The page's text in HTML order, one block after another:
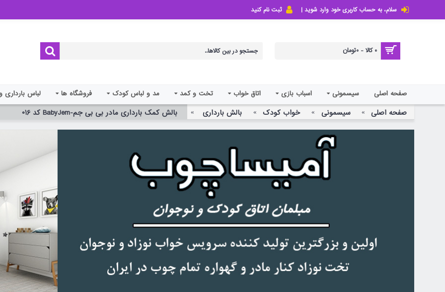
سلام، به حساب کاربری خود وارد شوید | ثبت نام کنید
0 کالا - 0تومان
صفحه اصلی سیسمونی اسباب بازی اتاق خواب تخت و کمد مد و لباس کودک فروشگاه ها لباس بارداری
صفحه اصلی سیسمونی خواب کودک بالش بارداری بالش کمک بارداری مادر بی بی جم-BabyJem کد 016